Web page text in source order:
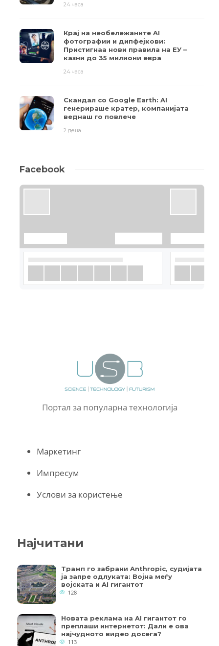
24 часа
Крај на необележаните AI
фотографии и дипфејкови:
Пристигнаа нови правила на ЕУ –
казни до 35 милиони евра
24 часа
Скандал со Google Earth: AI
генерираше кратер, компанијата
веднаш го повлече
2 дена
Facebook
Портал за популарна технологија
Маркетинг
Импресум
Услови за користење
Најчитани
Трамп го забрани Anthropic, судијата
ја запре одлуката: Војна меѓу
војската и AI гигантот
128
Новата реклама на AI гигантот го
преплаши интернетот: Дали е ова
најчудното видео досега?
113